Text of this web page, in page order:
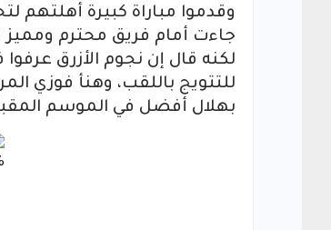
وقدموا مباراة كبيرة أهلتهم
جاءت أمام فريق محترم ومميز
لكنه قال إن نجوم الأزرق
للتتويج باللقب، وهنأ فوزي
بهلال أفضل في الموسم